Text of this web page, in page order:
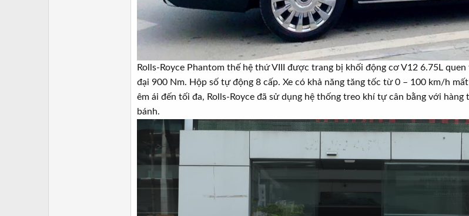
Rolls-Royce Phantom thế hệ thứ VIII được trang bị khối động cơ V12 6.75L
đại 900 Nm. Hộp số tự động 8 cấp. Xe có khả năng tăng tốc từ 0 – 100 km/h
êm ái đến tối đa, Rolls-Royce đã sử dụng hệ thống treo khí tự cân bằng với
bánh.